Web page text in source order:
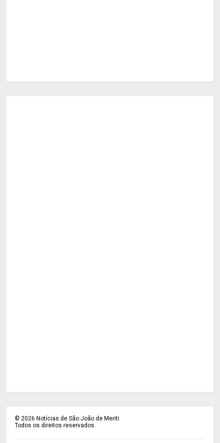
©2026 Notícias de São João de Meriti
Todos os direitos reservados.